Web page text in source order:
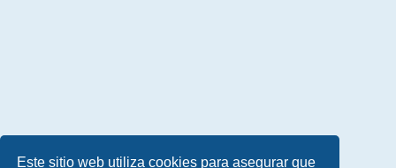
Este sitio web utiliza cookies para asegurar que